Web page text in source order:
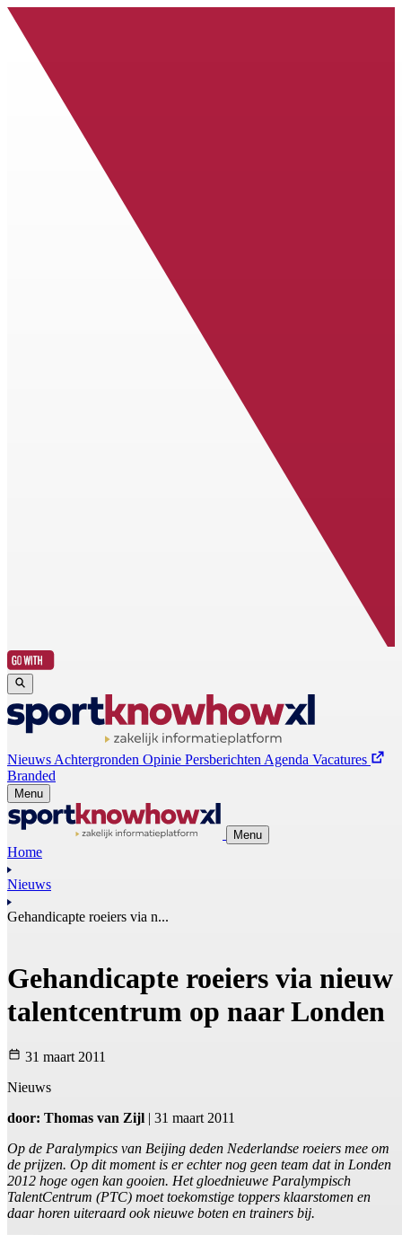
Nieuws Achtergronden Opinie Persberichten Agenda Vacatures
Branded
Menu
Menu
Home
Nieuws
Gehandicapte roeiers via n...
Gehandicapte roeiers via nieuw
talentcentrum op naar Londen
31 maart 2011
Nieuws
door: Thomas van Zijl | 31 maart 2011
Op de Paralympics van Beijing deden Nederlandse roeiers mee om
de prijzen. Op dit moment is er echter nog geen team dat in Londen
2012 hoge ogen kan gooien. Het gloednieuwe Paralympisch
TalentCentrum (PTC) moet toekomstige toppers klaarstomen en
daar horen uiteraard ook nieuwe boten en trainers bij.